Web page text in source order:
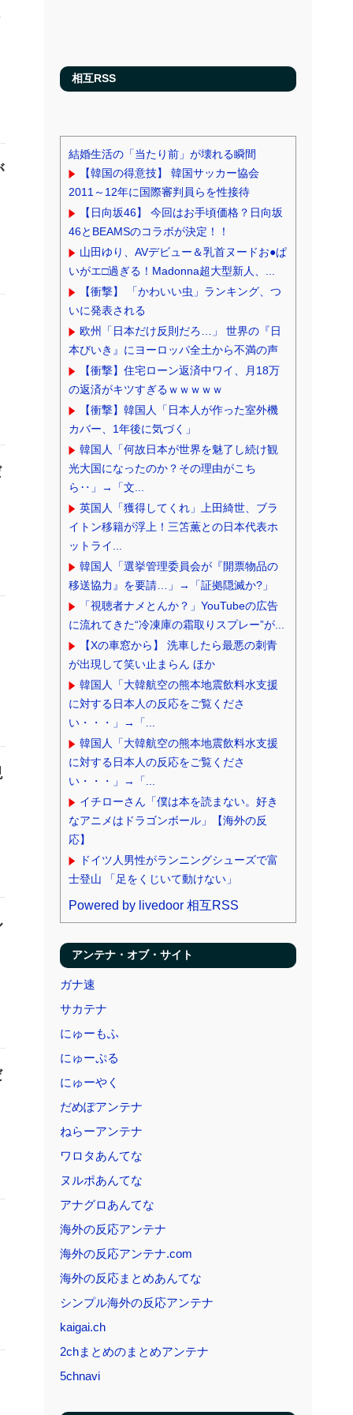
相互RSS
結婚生活の「当たり前」が壊れる瞬間
【韓国の得意技】 韓国サッカー協会
2011～12年に国際審判員らを性接待
【日向坂46】 今回はお手頃価格？日向坂
46とBEAMSのコラボが決定！！
山田ゆり、AVデビュー＆乳首ヌードお●ぱ
いがエ□過ぎる！Madonna超大型新人、...
【衝撃】 「かわいい虫」ランキング、つ
いに発表される
欧州「日本だけ反則だろ…」 世界の『日
本びいき』にヨーロッパ全土から不満の声
【衝撃】住宅ローン返済中ワイ、月18万
の返済がキツすぎるｗｗｗｗｗ
【衝撃】韓国人「日本人が作った室外機
カバー、1年後に気づく」
韓国人「何故日本が世界を魅了し続け観
光大国になったのか？その理由がこち
ら‥」→「文...
英国人「獲得してくれ」上田綺世、ブラ
イトン移籍が浮上！三笘薫との日本代表ホ
ットライ...
韓国人「選挙管理委員会が『開票物品の
移送協力』を要請…」→「証拠隠滅か?」
「視聴者ナメとんか？」YouTubeの広告
に流れてきた“冷凍庫の霜取りスプレー”が...
【Xの車窓から】 洗車したら最悪の刺青
が出現して笑い止まらん ほか
韓国人「大韓航空の熊本地震飲料水支援
に対する日本人の反応をご覧くださ
い・・・」→「...
韓国人「大韓航空の熊本地震飲料水支援
に対する日本人の反応をご覧くださ
い・・・」→「...
イチローさん「僕は本を読まない。好き
なアニメはドラゴンボール」【海外の反
応】
ドイツ人男性がランニングシューズで富
士登山 「足をくじいて動けない」
Powered by livedoor 相互RSS
アンテナ・オブ・サイト
ガナ速
サカテナ
にゅーもふ
にゅーぷる
にゅーやく
だめぽアンテナ
ねらーアンテナ
ワロタあんてな
ヌルポあんてな
アナグロあんてな
海外の反応アンテナ
海外の反応アンテナ.com
海外の反応まとめあんてな
シンプル海外の反応アンテナ
kaigai.ch
2chまとめのまとめアンテナ
5chnavi